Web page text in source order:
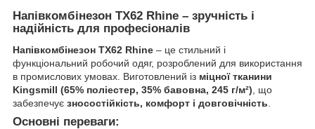
Напівкомбінезон TX62 Rhine – зручність і
надійність для професіоналів
Напівкомбінезон TX62 Rhine – це стильний і
функціональний робочий одяг, розроблений для використання
в промислових умовах. Виготовлений із міцної тканини
Kingsmill (65% поліестер, 35% бавовна, 245 г/м²) , що
забезпечує зносостійкість, комфорт і довговічність
Основні переваги: